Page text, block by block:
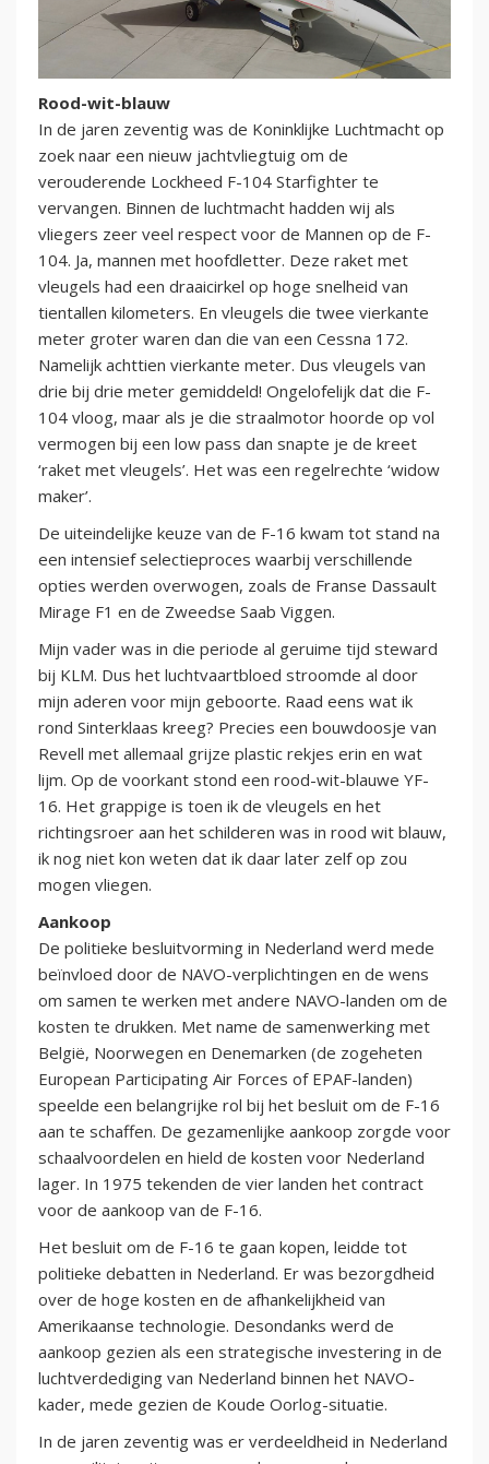
Rood-wit-blauw
In de jaren zeventig was de Koninklijke Luchtmacht op
zoek naar een nieuw jachtvliegtuig om de
verouderende Lockheed F-104 Starfighter te
vervangen. Binnen de luchtmacht hadden wij als
vliegers zeer veel respect voor de Mannen op de F-
104. Ja, mannen met hoofdletter. Deze raket met
vleugels had een draaicirkel op hoge snelheid van
tientallen kilometers. En vleugels die twee vierkante
meter groter waren dan die van een Cessna 172.
Namelijk achttien vierkante meter. Dus vleugels van
drie bij drie meter gemiddeld! Ongelofelijk dat die F-
104 vloog, maar als je die straalmotor hoorde op vol
vermogen bij een low pass dan snapte je de kreet
‘raket met vleugels’. Het was een regelrechte ‘widow
maker’.
De uiteindelijke keuze van de F-16 kwam tot stand na
een intensief selectieproces waarbij verschillende
opties werden overwogen, zoals de Franse Dassault
Mirage F1 en de Zweedse Saab Viggen.
Mijn vader was in die periode al geruime tijd steward
bij KLM. Dus het luchtvaartbloed stroomde al door
mijn aderen voor mijn geboorte. Raad eens wat ik
rond Sinterklaas kreeg? Precies een bouwdoosje van
Revell met allemaal grijze plastic rekjes erin en wat
lijm. Op de voorkant stond een rood-wit-blauwe YF-
16. Het grappige is toen ik de vleugels en het
richtingsroer aan het schilderen was in rood wit blauw,
ik nog niet kon weten dat ik daar later zelf op zou
mogen vliegen.
Aankoop
De politieke besluitvorming in Nederland werd mede
beïnvloed door de NAVO-verplichtingen en de wens
om samen te werken met andere NAVO-landen om de
kosten te drukken. Met name de samenwerking met
België, Noorwegen en Denemarken (de zogeheten
European Participating Air Forces of EPAF-landen)
speelde een belangrijke rol bij het besluit om de F-16
aan te schaffen. De gezamenlijke aankoop zorgde voor
schaalvoordelen en hield de kosten voor Nederland
lager. In 1975 tekenden de vier landen het contract
voor de aankoop van de F-16.
Het besluit om de F-16 te gaan kopen, leidde tot
politieke debatten in Nederland. Er was bezorgdheid
over de hoge kosten en de afhankelijkheid van
Amerikaanse technologie. Desondanks werd de
aankoop gezien als een strategische investering in de
luchtverdediging van Nederland binnen het NAVO-
kader, mede gezien de Koude Oorlog-situatie.
In de jaren zeventig was er verdeeldheid in Nederland